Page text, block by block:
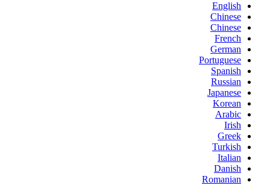
English
Chinese
Chinese
French
German
Portuguese
Spanish
Russian
Japanese
Korean
Arabic
Irish
Greek
Turkish
Italian
Danish
Romanian